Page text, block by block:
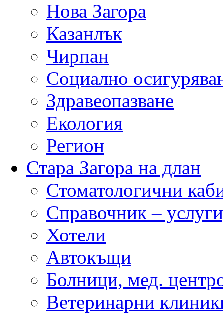
Нова Загора
Казанлък
Чирпан
Социално
Здравеопазване
Екология
Регион
Стара Загора на длан
Стоматологични
Справочник –
Хотели
Автокъщи
Болници, мед.
Ветеринарни